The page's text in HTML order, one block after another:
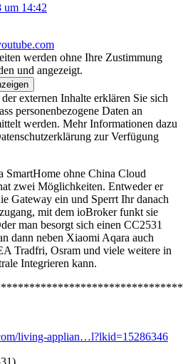
um 14:42
werden ohne Ihre Zustimmung
und angezeigt.
externen Inhalte erklären Sie sich
personenbezogene Daten an
werden. Mehr Informationen dazu
zur Verfügung
SmartHome ohne China Cloud
zwei Möglichkeiten. Entweder er
Gateway ein und Sperrt Ihr danach
mit dem ioBroker funkt sie
man besorgt sich einen CC2531
dann neben Xiaomi Aqara auch
Tradfri, Osram und viele weitere in
Integrieren kann.
living-applian…l?lkid=15286346